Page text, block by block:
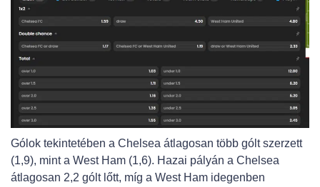
Gólok tekintetében a Chelsea átlagosan több gólt szerzett
(1,9), mint a West Ham (1,6). Hazai pályán a Chelsea
átlagosan 2,2 gólt lőtt, míg a West Ham idegenben